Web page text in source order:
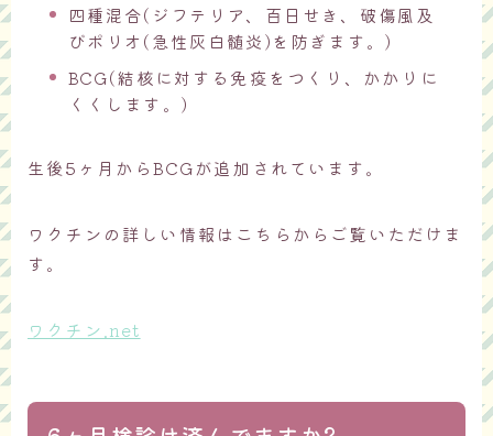
四種混合(ジフテリア、百日せき、破傷風及
びポリオ(急性灰白髄炎)を防ぎます。)
BCG(結核に対する免疫をつくり、かかりに
くくします。)
生後5ヶ月からBCGが追加されています。
ワクチンの詳しい情報はこちらからご覧いただけま
す。
ワクチン.net